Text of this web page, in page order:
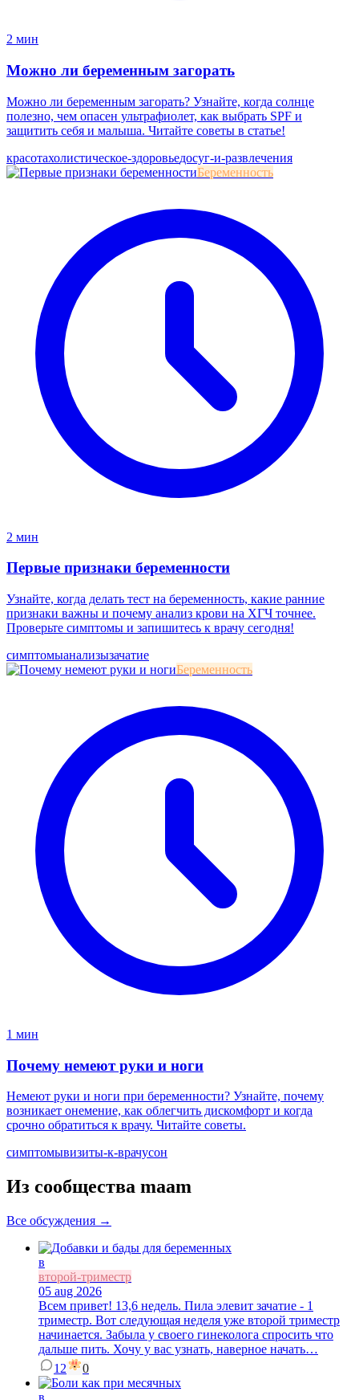
2 мин
Можно ли беременным загорать
Можно ли беременным загорать? Узнайте, когда солнце
полезно, чем опасен ультрафиолет, как выбрать SPF и
защитить себя и малыша. Читайте советы в статье!
красотахолистическое-здоровьедосуг-и-развлечения
Беременность
2 мин
Первые признаки беременности
Узнайте, когда делать тест на беременность, какие ранние
признаки важны и почему анализ крови на ХГЧ точнее.
Проверьте симптомы и запишитесь к врачу сегодня!
симптомыанализызачатие
Беременность
1 мин
Почему немеют руки и ноги
Немеют руки и ноги при беременности? Узнайте, почему
возникает онемение, как облегчить дискомфорт и когда
срочно обратиться к врачу. Читайте советы.
симптомывизиты-к-врачусон
Из сообщества maam
Все обсуждения →
в
второй-триместр
05 aug 2026
Всем привет! 13,6 недель. Пила элевит зачатие - 1
триместр. Вот следующая неделя уже второй триместр
начинается. Забыла у своего гинеколога спросить что
дальше пить. Хочу у вас узнать, наверное начать…
12
0